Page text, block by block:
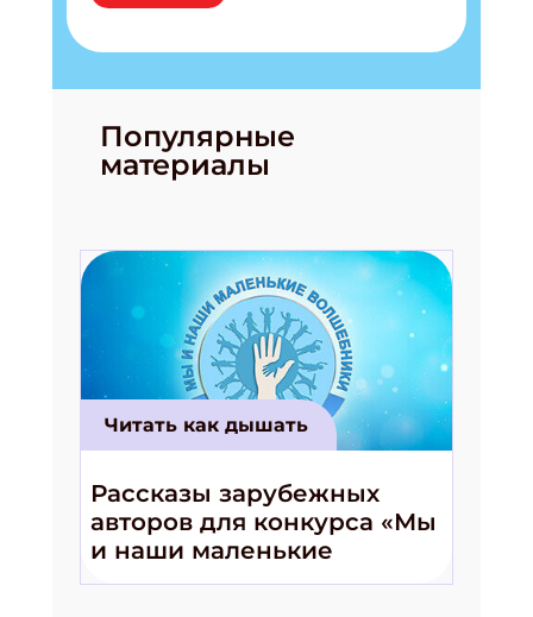
Популярные
материалы
Читать как дышать
Рассказы зарубежных
авторов для конкурса «Мы
и наши маленькие
волшебники!»